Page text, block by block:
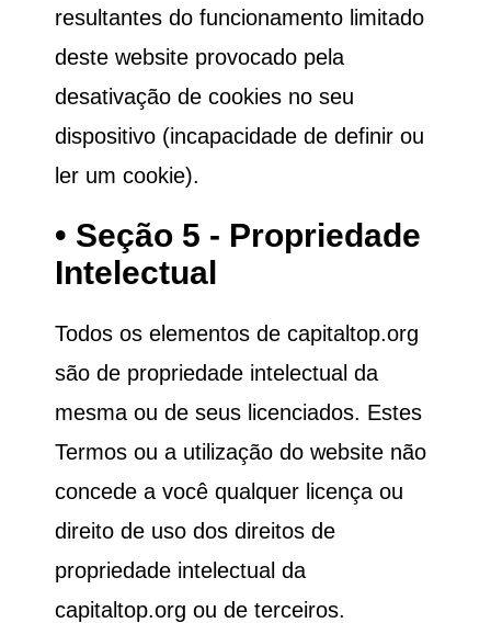
resultantes do funcionamento limitado
deste website provocado pela
desativação de cookies no seu
dispositivo (incapacidade de definir ou
ler um cookie).
• Seção 5 - Propriedade
Intelectual
Todos os elementos de capitaltop.org
são de propriedade intelectual da
mesma ou de seus licenciados. Estes
Termos ou a utilização do website não
concede a você qualquer licença ou
direito de uso dos direitos de
propriedade intelectual da
capitaltop.org ou de terceiros.